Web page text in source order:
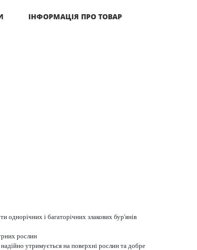
ІНФОРМАЦІЯ ПРО ТОВАР
однорічних і багаторічних злакових бур'янів
рослин
утримується на поверхні рослин та добре